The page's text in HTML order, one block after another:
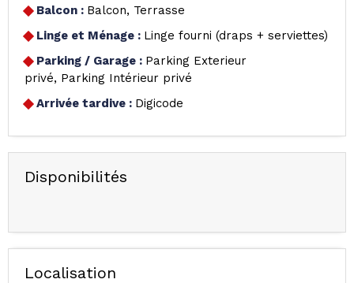
Balcon : Balcon
Terrasse
Linge et Ménage : Linge fourni (draps + serviettes)
Parking / Garage : Parking Exterieur
privé
Parking Intérieur privé
Arrivée tardive : Digicode
Disponibilités
Localisation